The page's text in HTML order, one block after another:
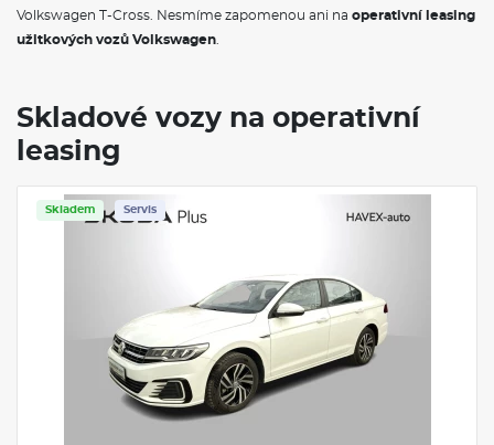
Volkswagen T-Cross. Nesmíme zapomenou ani na operativní leasing
užitkových vozů Volkswagen.
Skladové vozy na operativní
leasing
Skladem Servis